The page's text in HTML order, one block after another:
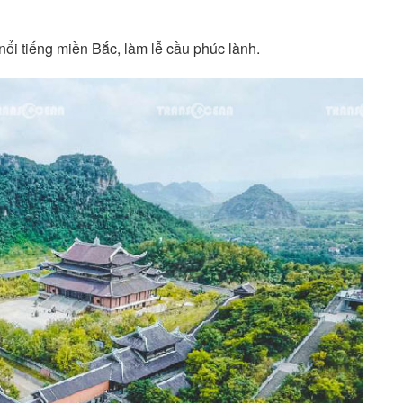
tiếng miền Bắc, làm lễ cầu phúc lành.